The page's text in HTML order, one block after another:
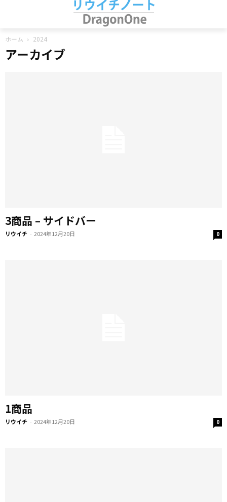
ホーム 2024
アーカイブ
3商品 – サイドバー
リウイチ - 2024年12月20日 0
1商品
リウイチ - 2024年12月20日 0